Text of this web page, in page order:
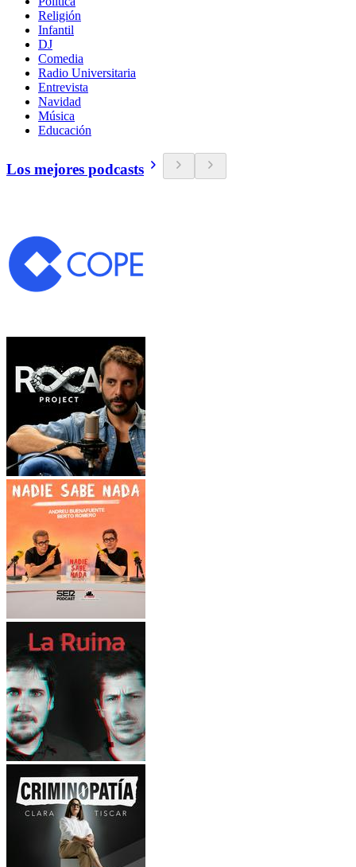
Religión
Infantil
DJ
Comedia
Radio Universitaria
Entrevista
Navidad
Música
Educación
Los mejores podcasts